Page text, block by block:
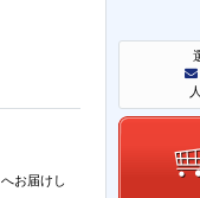
へお届けし